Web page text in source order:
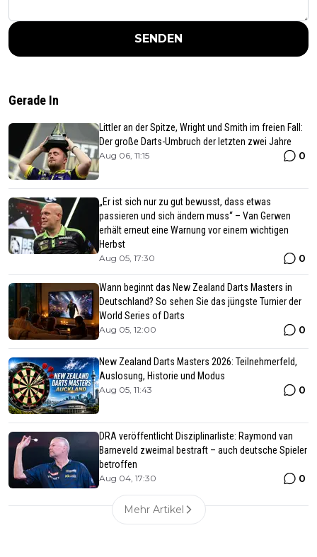
SENDEN
Gerade In
Littler an der Spitze, Wright und Smith im freien Fall:
Der große Darts-Umbruch der letzten zwei Jahre
Aug 06, 11:15 0
„Er ist sich nur zu gut bewusst, dass etwas
passieren und sich ändern muss“ – Van Gerwen
erhält erneut eine Warnung vor einem wichtigen
Herbst
Aug 05, 17:30 0
Wann beginnt das New Zealand Darts Masters in
Deutschland? So sehen Sie das jüngste Turnier der
World Series of Darts
Aug 05, 12:00 0
New Zealand Darts Masters 2026: Teilnehmerfeld,
Auslosung, Historie und Modus
Aug 05, 11:43 0
DRA veröffentlicht Disziplinarliste: Raymond van
Barneveld zweimal bestraft – auch deutsche Spieler
betroffen
Aug 04, 17:30 0
Mehr Artikel